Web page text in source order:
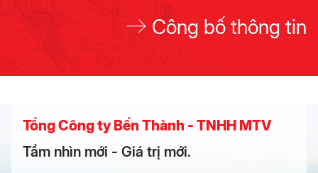
Công bố thông tin
Tổng Công ty Bến Thành - TNHH MTV
Tầm nhìn mới - Giá trị mới.